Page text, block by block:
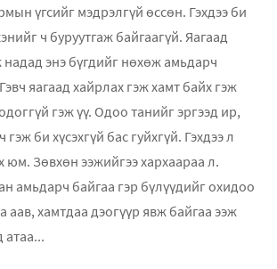
үгсийг мэдрэлгүй өссөн. Гэхдээ би
ч буруутгаж байгаагүй. Яагаад
надад энэ бүгдийг нөхөж амьдарч
яагаад хайрлах гэж хамт байх гэж
гэж үү. Одоо танийг эргээд ир,
би хүсэхгүй бас гуйхгүй. Гэхдээ л
юм. Зөвхөн ээжийгээ хархаараа л.
амьдарч байгаа гэр бүлүүдийг охидоо
аав, хамтдаа дэогүүр явж байгаа ээж
атаа...